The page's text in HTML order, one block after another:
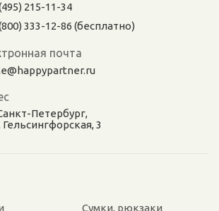
215-11-34
333-12-86 (бесплатно)
почта
Петербург,
Гельсингфорская, 3
Сумки, рюкзаки